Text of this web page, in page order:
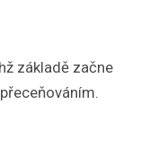
základě začne